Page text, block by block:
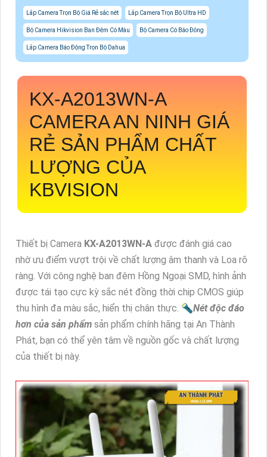
Lắp Camera Trọn Bộ Giá Rẻ sắc nét Lắp Camera Trọn Bộ Ultra HD
Bộ Camera Hikvision Ban Đêm Có Màu Bộ Camera Có Báo Đông
Lắp Camera Báo Động Trọn Bộ Dahua
KX-A2013WN-A
CAMERA AN NINH GIÁ
RẺ SẢN PHẨM CHẤT
LƯỢNG CỦA
KBVISION
Thiết bị Camera KX-A2013WN-A được đánh giá cao
nhờ ưu điểm vượt trội về chất lượng âm thanh và Loa rõ
ràng. Với công nghệ ban đêm Hồng Ngoại SMD, hình ảnh
được tái tạo cực kỳ sắc nét đồng thời chip CMOS giúp
thu hình đa màu sắc, hiển thị chân thực. 🔦Nét độc đáo
hơn của sản phẩm sản phẩm chính hãng tại An Thành
Phát, bạn có thể yên tâm về nguồn gốc và chất lượng
của thiết bị này.